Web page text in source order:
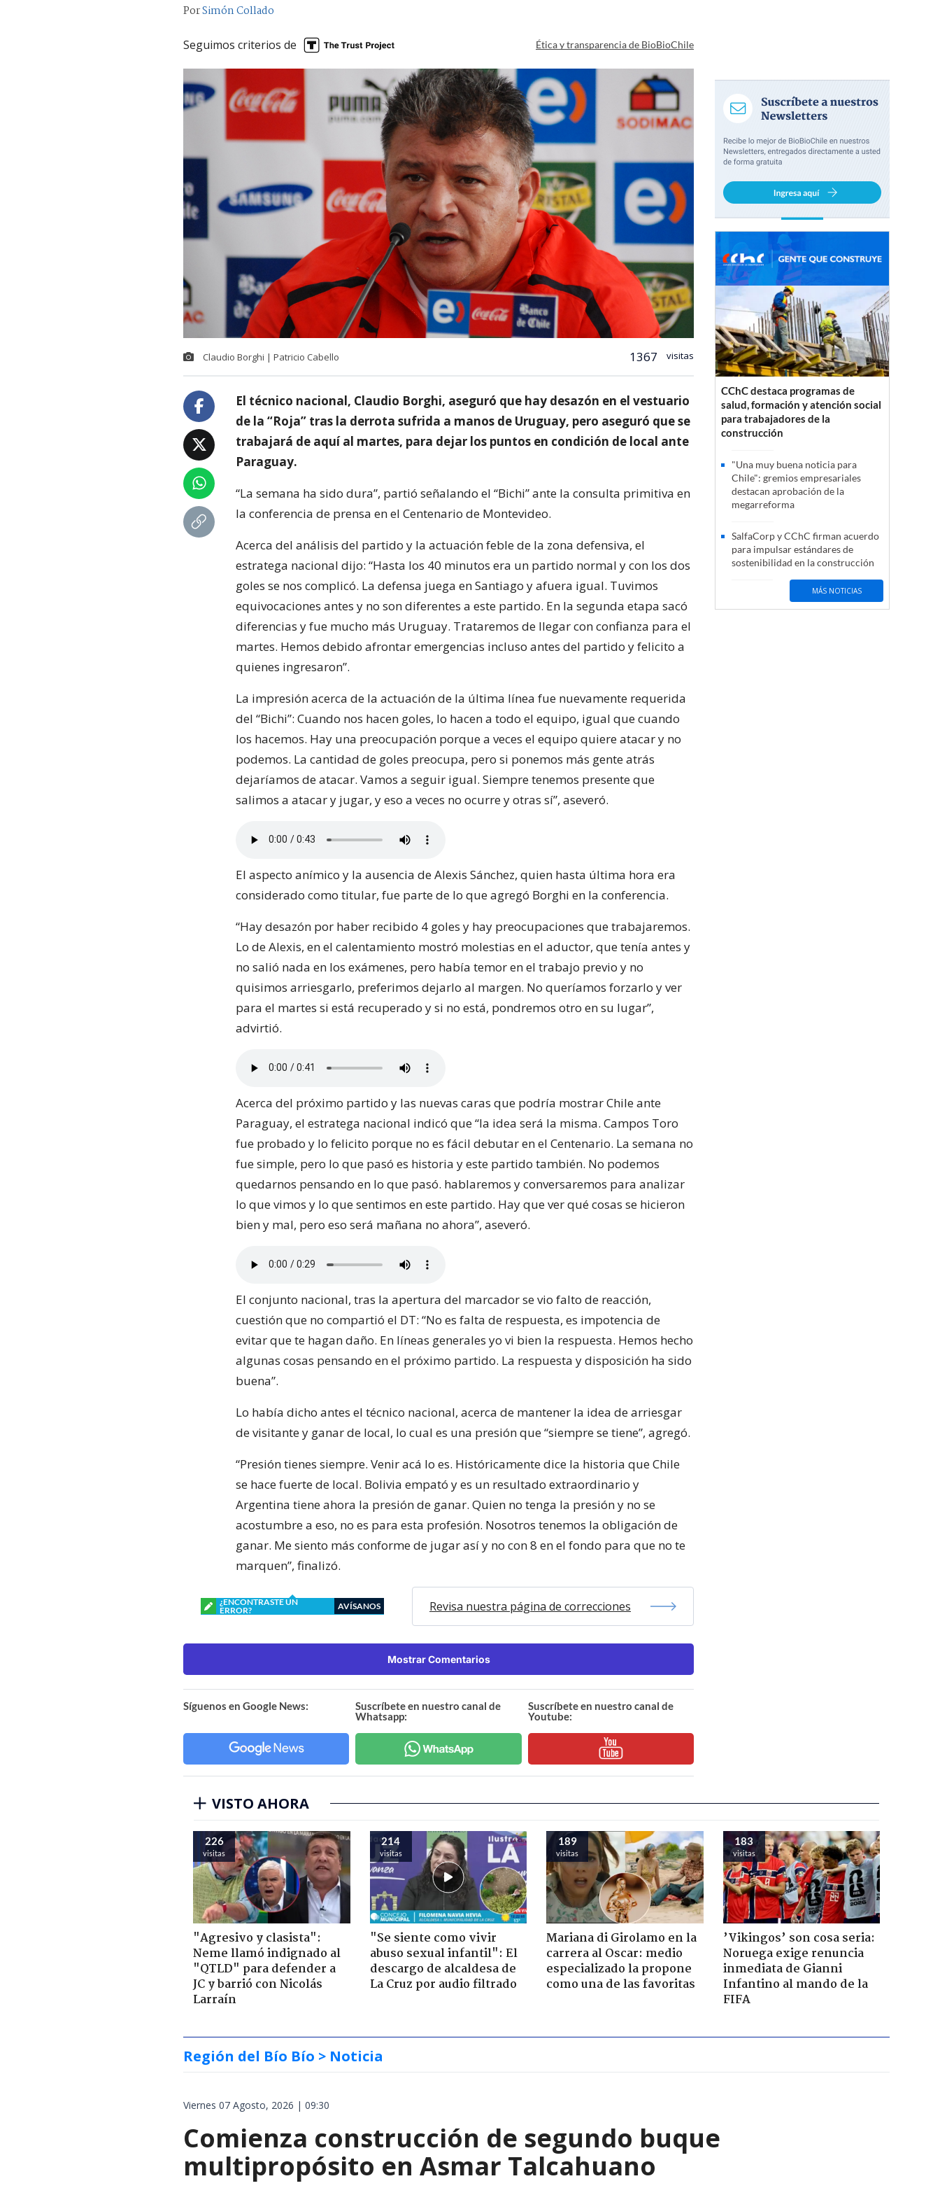
PorSimón Collado
Seguimos criterios de Ética y transparencia de BioBioChile
Claudio Borghi | Patricio Cabello 1367 visitas
El técnico nacional, Claudio Borghi, aseguró que hay desazón en el vestuario
de la “Roja” tras la derrota sufrida a manos de Uruguay, pero aseguró que se
trabajará de aquí al martes, para dejar los puntos en condición de local ante
Paraguay.
“La semana ha sido dura”, partió señalando el “Bichi” ante la consulta primitiva en
la conferencia de prensa en el Centenario de Montevideo.
Acerca del análisis del partido y la actuación feble de la zona defensiva, el
estratega nacional dijo: “Hasta los 40 minutos era un partido normal y con los dos
goles se nos complicó. La defensa juega en Santiago y afuera igual. Tuvimos
equivocaciones antes y no son diferentes a este partido. En la segunda etapa sacó
diferencias y fue mucho más Uruguay. Trataremos de llegar con confianza para el
martes. Hemos debido afrontar emergencias incluso antes del partido y felicito a
quienes ingresaron”.
La impresión acerca de la actuación de la última línea fue nuevamente requerida
del “Bichi”: Cuando nos hacen goles, lo hacen a todo el equipo, igual que cuando
los hacemos. Hay una preocupación porque a veces el equipo quiere atacar y no
podemos. La cantidad de goles preocupa, pero si ponemos más gente atrás
dejaríamos de atacar. Vamos a seguir igual. Siempre tenemos presente que
salimos a atacar y jugar, y eso a veces no ocurre y otras sí”, aseveró.
El aspecto anímico y la ausencia de Alexis Sánchez, quien hasta última hora era
considerado como titular, fue parte de lo que agregó Borghi en la conferencia.
“Hay desazón por haber recibido 4 goles y hay preocupaciones que trabajaremos.
Lo de Alexis, en el calentamiento mostró molestias en el aductor, que tenía antes y
no salió nada en los exámenes, pero había temor en el trabajo previo y no
quisimos arriesgarlo, preferimos dejarlo al margen. No queríamos forzarlo y ver
para el martes si está recuperado y si no está, pondremos otro en su lugar”,
advirtió.
Acerca del próximo partido y las nuevas caras que podría mostrar Chile ante
Paraguay, el estratega nacional indicó que “la idea será la misma. Campos Toro
fue probado y lo felicito porque no es fácil debutar en el Centenario. La semana no
fue simple, pero lo que pasó es historia y este partido también. No podemos
quedarnos pensando en lo que pasó. hablaremos y conversaremos para analizar
lo que vimos y lo que sentimos en este partido. Hay que ver qué cosas se hicieron
bien y mal, pero eso será mañana no ahora”, aseveró.
El conjunto nacional, tras la apertura del marcador se vio falto de reacción,
cuestión que no compartió el DT: “No es falta de respuesta, es impotencia de
evitar que te hagan daño. En líneas generales yo vi bien la respuesta. Hemos hecho
algunas cosas pensando en el próximo partido. La respuesta y disposición ha sido
buena”.
Lo había dicho antes el técnico nacional, acerca de mantener la idea de arriesgar
de visitante y ganar de local, lo cual es una presión que “siempre se tiene”, agregó.
“Presión tienes siempre. Venir acá lo es. Históricamente dice la historia que Chile
se hace fuerte de local. Bolivia empató y es un resultado extraordinario y
Argentina tiene ahora la presión de ganar. Quien no tenga la presión y no se
acostumbre a eso, no es para esta profesión. Nosotros tenemos la obligación de
ganar. Me siento más conforme de jugar así y no con 8 en el fondo para que no te
marquen”, finalizó.
¿ENCONTRASTE UN
ERROR?
AVÍSANOS Revisa nuestra página de correcciones
Mostrar Comentarios
Síguenos en Google News:
Suscríbete en nuestro canal de
Whatsapp:
Suscríbete en nuestro canal de
Youtube:
CChC destaca programas de
salud, formación y atención social
para trabajadores de la
construcción
"Una muy buena noticia para
Chile": gremios empresariales
destacan aprobación de la
megarreforma
SalfaCorp y CChC firman acuerdo
para impulsar estándares de
sostenibilidad en la construcción
MÁS NOTICIAS
VISTO AHORA
226
visitas
"Agresivo y clasista":
Neme llamó indignado al
"QTLD" para defender a
JC y barrió con Nicolás
Larraín
214
visitas
"Se siente como vivir
abuso sexual infantil": El
descargo de alcaldesa de
La Cruz por audio filtrado
189
visitas
Mariana di Girolamo en la
carrera al Oscar: medio
especializado la propone
como una de las favoritas
183
visitas
’Vikingos’ son cosa seria:
Noruega exige renuncia
inmediata de Gianni
Infantino al mando de la
FIFA
Región del Bío Bío > Noticia
Viernes 07 Agosto, 2026 | 09:30
Comienza construcción de segundo buque
multipropósito en Asmar Talcahuano